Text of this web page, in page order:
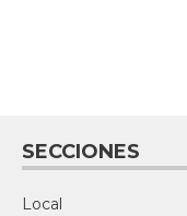
SECCIONES
Local